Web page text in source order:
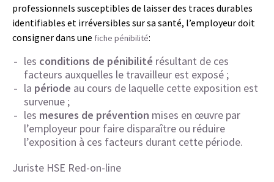
professionnels susceptibles de laisser des traces durables
identifiables et irréversibles sur sa santé, l’employeur doit
consigner dans une fiche pénibilité:
les conditions de pénibilité résultant de ces
facteurs auxquelles le travailleur est exposé ;
la période au cours de laquelle cette exposition est
survenue ;
les mesures de prévention mises en œuvre par
l’employeur pour faire disparaître ou réduire
l’exposition à ces facteurs durant cette période.
Juriste HSE Red-on-line